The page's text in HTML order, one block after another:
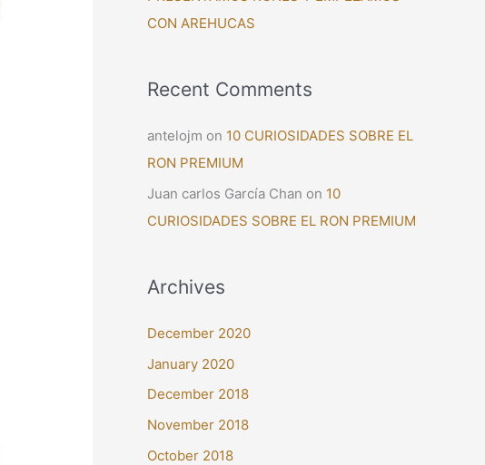
CON AREHUCAS
Recent Comments
antelojm on 10 CURIOSIDADES SOBRE EL
RON PREMIUM
Juan carlos García Chan on 10
CURIOSIDADES SOBRE EL RON PREMIUM
Archives
December 2020
January 2020
December 2018
November 2018
October 2018